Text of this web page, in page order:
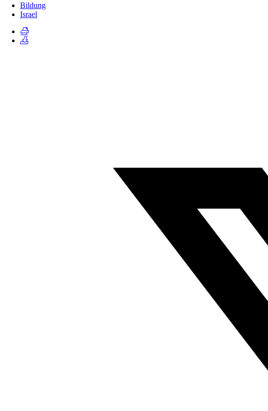
Bildung
Israel